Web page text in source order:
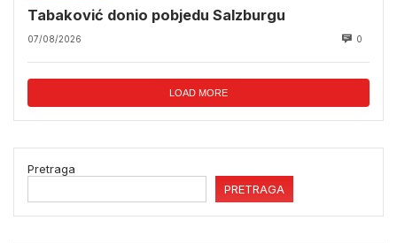
Tabaković donio pobjedu Salzburgu
07/08/2026 0
LOAD MORE
Pretraga
PRETRAGA